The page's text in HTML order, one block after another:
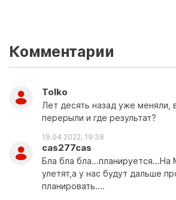
Комментарии
Tolko
Лет десять назад уже меняли,
перерыли и где результат?
19.04.2022, 19:38
cas277cas
Бла бла
улетят,а у нас будут дальше
планировать....